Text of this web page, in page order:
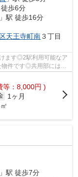
徒歩6分
」駅 徒歩16分
天王寺町南３丁目
ます◎2駅利用可能なア
件です◎共用部には敷
等：8,000円 )
1ヶ月
」駅 徒歩7分